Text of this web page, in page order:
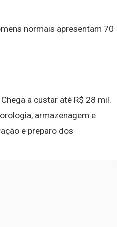
normais apresentam 70
a custar até R$ 28 mil.
armazenagem e
e preparo dos